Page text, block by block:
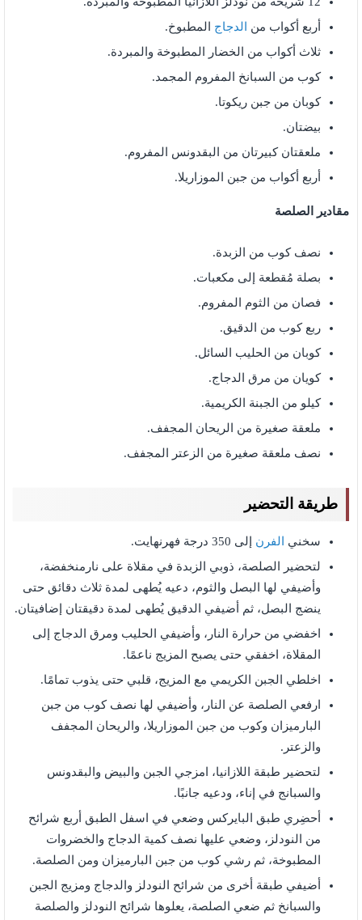
أربع أكواب من
الدجاج المطبوخ.
ثلاث أكواب من الخضار المطبوخة والمبردة.
كوب من السبانخ المفروم المجمد.
كوبان من جبن ريكوتا.
بيضتان.
ملعقتان كبيرتان من البقدونس المفروم.
أربع أكواب من جبن الموزاريلا.
مقادير الصلصة
نصف كوب من الزبدة.
بصلة مُقطعة إلى مكعبات.
فصان من الثوم المفروم.
ربع كوب من الدقيق.
كوبان من الحليب السائل.
كويان من مرق الدجاج.
كيلو من الجبنة الكريمية.
ملعقة صغيرة من الريحان المجفف.
نصف ملعقة صغيرة من الزعتر المجفف.
طريقة التحضير
سخني الفرن إلى 350 درجة فهرنهايت.
لتحضير الصلصة، ذوبي الزبدة في مقلاة على نارمنخفضة،
وأضيفي لها البصل والثوم، دعيه يُطهى لمدة ثلاث دقائق حتى
ينضج البصل، ثم أضيفي الدقيق يُطهى لمدة دقيقتان إضافيتان.
اخفضي من حرارة النار، وأضيفي الحليب ومرق الدجاج إلى
المقلاة، اخفقي حتى يصبح المزيج ناعمًا.
اخلطي الجبن الكريمي مع المزيج، قلبي حتى يذوب تمامًا.
ارفعي الصلصة عن النار، وأضيفي لها نصف كوب من جبن
البارميزان وكوب من جبن الموزاريلا، والريحان المجفف
والزعتر.
لتحضير طبقة اللازانيا، امزجي الجبن والبيض والبقدونس
والسبانج في إناء، ودعيه جانبًا.
أحضِري طبق البايركس وضعي في اسفل الطبق أربع شرائح
من النودلز، وضعي عليها نصف كمية الدجاج والخضروات
المطبوخة، ثم رشي كوب من جبن البارميزان ومن الصلصة.
أضيفي طبقة أخرى من شرائح النودلز والدجاج ومزيج الجبن
والسبانخ ثم ضعي الصلصة، يعلوها شرائح النودلز والصلصة